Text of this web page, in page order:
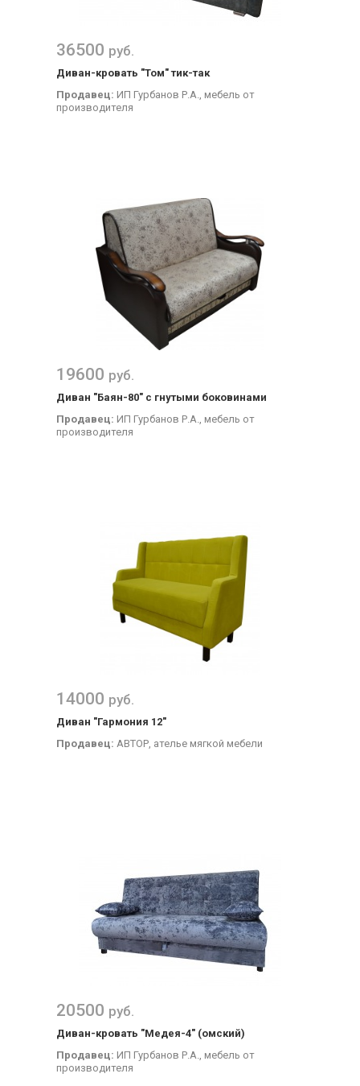
36500 руб.
Диван-кровать "Том" тик-так
Продавец: ИП Гурбанов Р.А., мебель от
производителя
19600 руб.
Диван "Баян-80" с гнутыми боковинами
Продавец: ИП Гурбанов Р.А., мебель от
производителя
14000 руб.
Диван "Гармония 12"
Продавец: АВТОР, ателье мягкой мебели
20500 руб.
Диван-кровать "Медея-4" (омский)
Продавец: ИП Гурбанов Р.А., мебель от
производителя